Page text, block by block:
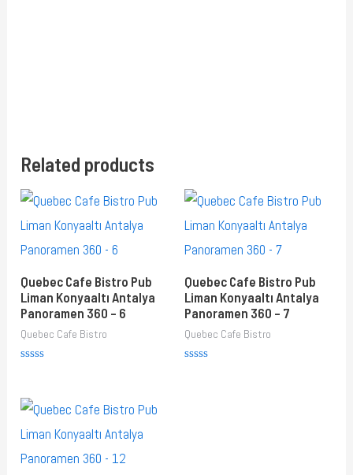
Related products
Quebec Cafe Bistro Pub
Liman Konyaaltı Antalya
Panoramen 360 – 6
Quebec Cafe Bistro
of
5
Quebec Cafe Bistro Pub
Liman Konyaaltı Antalya
Panoramen 360 – 7
Quebec Cafe Bistro